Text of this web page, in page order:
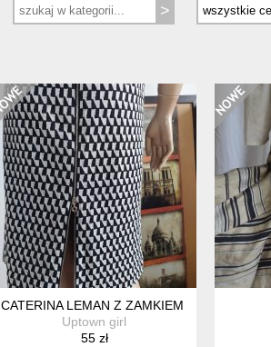
CATERINA LEMAN Z ZAMKIEM Z TYŁU
Uptown girl
55 zł